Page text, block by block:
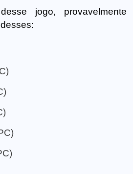
jogo, provavelmente